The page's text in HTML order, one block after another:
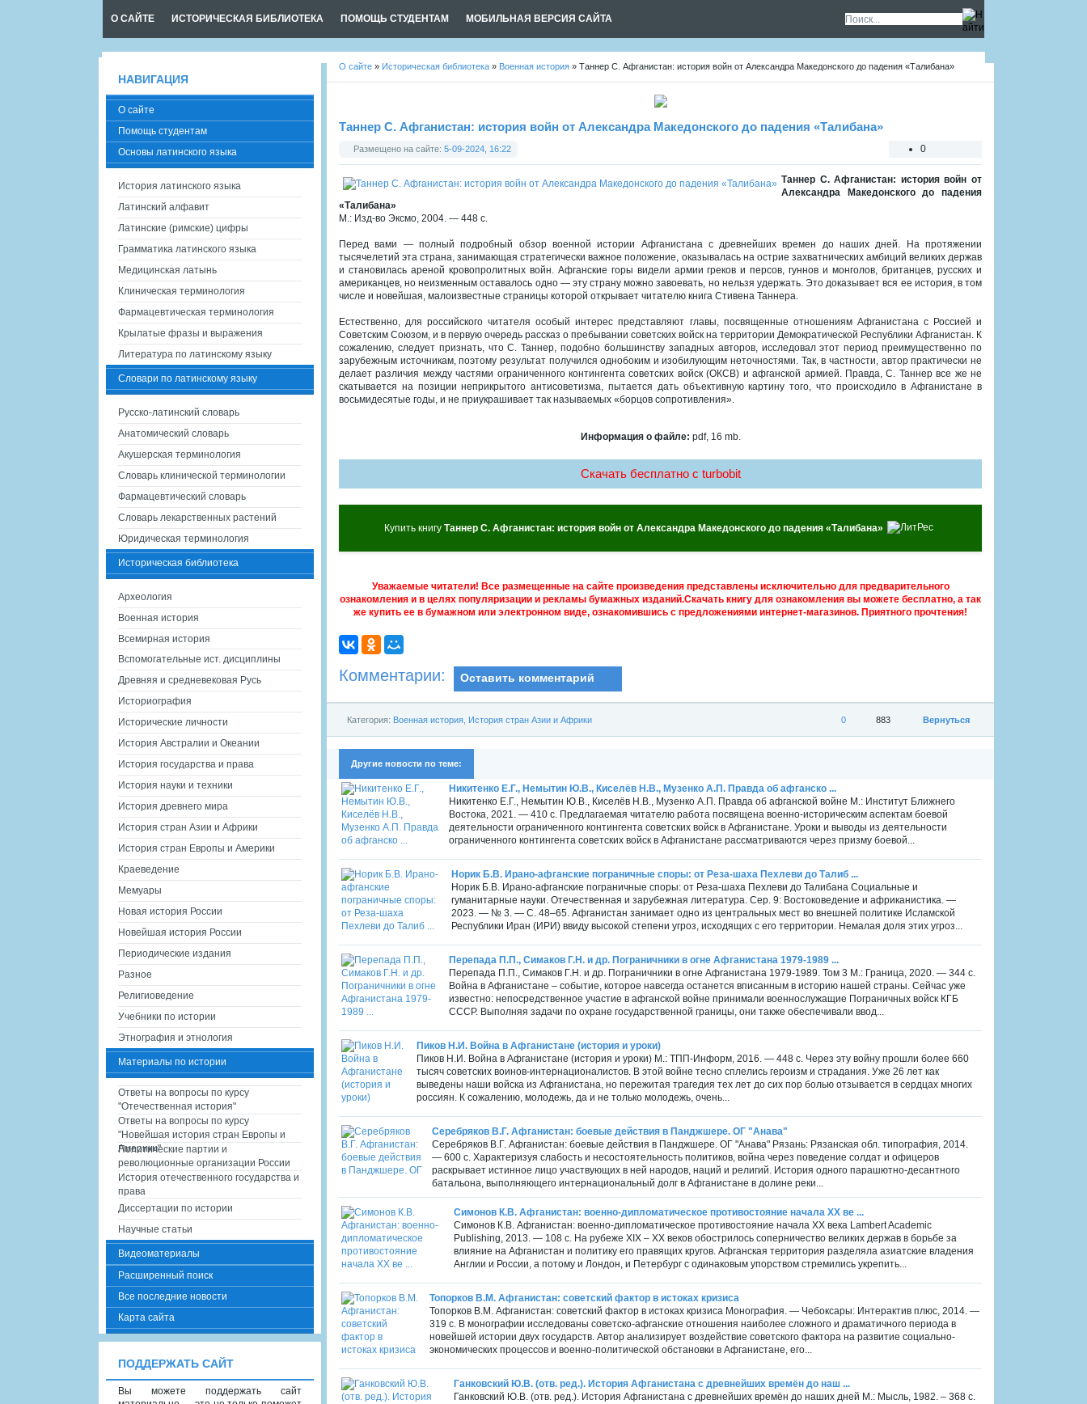
О САЙТЕ ИСТОРИЧЕСКАЯ БИБЛИОТЕКА ПОМОЩЬ СТУДЕНТАМ МОБИЛЬНАЯ ВЕРСИЯ САЙТА
О сайте » Историческая библиотека » Военная история » Таннер С. Афганистан: история войн от Александра Македонского до падения «Талибана»
Таннер С. Афганистан: история войн от Александра Македонского до падения «Талибана»
Размещено на сайте: 5-09-2024, 16:22 0
Таннер С. Афганистан: история войн от
Александра Македонского до падения
«Талибана»
М.: Изд-во Эксмо, 2004. — 448 с.
Перед вами — полный подробный обзор военной истории Афганистана с древнейших времен до наших дней. На протяжении
тысячелетий эта страна, занимающая стратегически важное положение, оказывалась на острие захватнических амбиций великих держав
и становилась ареной кровопролитных войн. Афганские горы видели армии греков и персов, гуннов и монголов, британцев, русских и
американцев, но неизменным оставалось одно — эту страну можно завоевать, но нельзя удержать. Это доказывает вся ее история, в том
числе и новейшая, малоизвестные страницы которой открывает читателю книга Стивена Таннера.
Естественно, для российского читателя особый интерес представляют главы, посвященные отношениям Афганистана с Россией и
Советским Союзом, и в первую очередь рассказ о пребывании советских войск на территории Демократической Республики Афганистан. К
сожалению, следует признать, что C. Таннер, подобно большинству западных авторов, исследовал этот период преимущественно по
зарубежным источникам, поэтому результат получился однобоким и изобилующим неточностями. Так, в частности, автор практически не
делает различия между частями ограниченного контингента советских войск (ОКСВ) и афганской армией. Правда, С. Таннер все же не
скатывается на позиции неприкрытого антисоветизма, пытается дать объективную картину того, что происходило в Афганистане в
восьмидесятые годы, и не приукрашивает так называемых «борцов сопротивления».
Информация о файле: pdf, 16 mb.
Скачать бесплатно c turbobit
Купить книгу Таннер С. Афганистан: история войн от Александра Македонского до падения «Талибана»
Уважаемые читатели! Все размещенные на сайте произведения представлены исключительно для предварительного
ознакомления и в целях популяризации и рекламы бумажных изданий.Скачать книгу для ознакомления вы можете бесплатно, а так
же купить ее в бумажном или электронном виде, ознакомившись с предложениями интернет-магазинов. Приятного прочтения!
Комментарии: Оставить комментарий
Вернуться
883
0
Категория: Военная история История стран Азии и Африки
Другие новости по теме:
Никитенко Е.Г., Немытин Ю.В., Киселёв Н.В., Музенко А.П. Правда об афганско ...
Никитенко Е.Г., Немытин Ю.В., Киселёв Н.В., Музенко А.П. Правда об афганской войне М.: Институт Ближнего
Востока, 2021. — 410 с. Предлагаемая читателю работа посвящена военно-историческим аспектам боевой
деятельности ограниченного контингента советских войск в Афганистане. Уроки и выводы из деятельности
ограниченного контингента советских войск в Афганистане рассматриваются через призму боевой...
Норик Б.В. Ирано-афганские пограничные споры: от Реза-шаха Пехлеви до Талиб ...
Норик Б.В. Ирано-афганские пограничные споры: от Реза-шаха Пехлеви до Талибана Социальные и
гуманитарные науки. Отечественная и зарубежная литература. Сер. 9: Востоковедение и африканистика. —
2023. — № 3. — С. 48–65. Афганистан занимает одно из центральных мест во внешней политике Исламской
Республики Иран (ИРИ) ввиду высокой степени угроз, исходящих с его территории. Немалая доля этих угроз...
Перепада П.П., Симаков Г.Н. и др. Пограничники в огне Афганистана 1979-1989 ...
Перепада П.П., Симаков Г.Н. и др. Пограничники в огне Афганистана 1979-1989. Том 3 М.: Граница, 2020. — 344 с.
Война в Афганистане – событие, которое навсегда останется вписанным в историю нашей страны. Сейчас уже
известно: непосредственное участие в афганской войне принимали военнослужащие Пограничных войск КГБ
СССР. Выполняя задачи по охране государственной границы, они также обеспечивали ввод...
Пиков Н.И. Война в Афганистане (история и уроки)
Пиков Н.И. Война в Афганистане (история и уроки) М.: ТПП-Информ, 2016. — 448 с. Через эту войну прошли более 660
тысяч советских воинов-интернационалистов. В этой войне тесно сплелись героизм и страдания. Уже 26 лет как
выведены наши войска из Афганистана, но пережитая трагедия тех лет до сих пор болью отзывается в сердцах многих
россиян. К сожалению, молодежь, да и не только молодежь, очень...
Серебряков В.Г. Афганистан: боевые действия в Панджшере. ОГ "Анава"
Серебряков В.Г. Афганистан: боевые действия в Панджшере. ОГ "Анава" Рязань: Рязанская обл. типография, 2014.
— 600 с. Характеризуя слабость и несостоятельность политиков, война через поведение солдат и офицеров
раскрывает истинное лицо участвующих в ней народов, наций и религий. История одного парашютно-десантного
батальона, выполняющего интернациональный долг в Афганистане в долине реки...
Симонов К.В. Афганистан: военно-дипломатическое противостояние начала ХХ ве ...
Симонов К.В. Афганистан: военно-дипломатическое противостояние начала ХХ века Lambert Academic
Publishing, 2013. — 108 с. На рубеже ХIХ – ХХ веков обострилось соперничество великих держав в борьбе за
влияние на Афганистан и политику его правящих кругов. Афганская территория разделяла азиатские владения
Англии и России, а потому и Лондон, и Петербург с одинаковым упорством стремились укрепить...
Топорков В.М. Афганистан: советский фактор в истоках кризиса
Топорков В.М. Афганистан: советский фактор в истоках кризиса Монография. — Чебоксары: Интерактив плюс, 2014. —
319 с. В монографии исследованы советско-афганские отношения наиболее сложного и драматичного периода в
новейшей истории двух государств. Автор анализирует воздействие советского фактора на развитие социально-
экономических процессов и военно-политической обстановки в Афганистане, его...
Ганковский Ю.В. (отв. ред.). История Афганистана с древнейших времён до наш ...
Ганковский Ю.В. (отв. ред.). История Афганистана с древнейших времён до наших дней М.: Мысль, 1982. – 368 с.
НАВИГАЦИЯ
О сайте
Помощь студентам
Основы латинского языка
История латинского языка
Латинский алфавит
Латинские (римские) цифры
Грамматика латинского языка
Медицинская латынь
Клиническая терминология
Фармацевтическая терминология
Крылатые фразы и выражения
Литература по латинскому языку
Словари по латинскому языку
Русско-латинский словарь
Анатомический словарь
Акушерская терминология
Словарь клинической терминологии
Фармацевтический словарь
Словарь лекарственных растений
Юридическая терминология
Историческая библиотека
Археология
Военная история
Всемирная история
Вспомогательные ист. дисциплины
Древняя и средневековая Русь
Историография
Исторические личности
История Австралии и Океании
История государства и права
История науки и техники
История древнего мира
История стран Азии и Африки
История стран Европы и Америки
Краеведение
Мемуары
Новая история России
Новейшая история России
Периодические издания
Разное
Религиоведение
Учебники по истории
Этнография и этнология
Материалы по истории
Ответы на вопросы по курсу
"Отечественная история"
Ответы на вопросы по курсу
"Новейшая история стран Европы и
Америки"
Политические партии и
революционные организации России
История отечественного государства и
права
Диссертации по истории
Научные статьи
Видеоматериалы
Расширенный поиск
Все последние новости
Карта сайта
ПОДДЕРЖАТЬ САЙТ
Вы можете поддержать сайт